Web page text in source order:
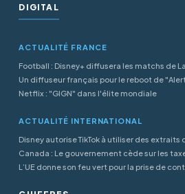
DIGITAL
ACTUALITÉ FRANCE
Football : Disney+ diffusera les matchs de
Un diffuseur français pour le reboot de
Netflix : "GIGN" dans l'élite mondiale
ACTUALITÉ INTERNATIONAL
Disney autorise TikTok à utiliser des
Canada : Le gouvernement cède sur les
L’UE donne son feu vert pour la prise de